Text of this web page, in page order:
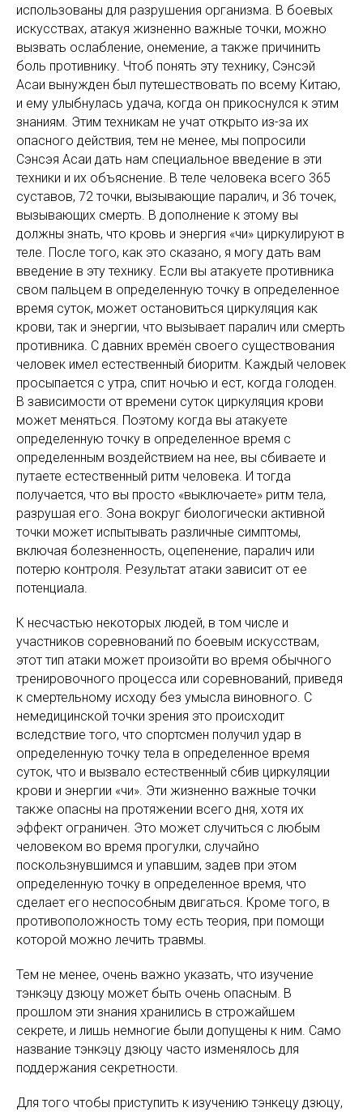
использованы для разрушения организма. В боевых
искусствах, атакуя жизненно важные точки, можно
вызвать ослабление, онемение, а также причинить
боль противнику. Чтоб понять эту технику, Сэнсэй
Асаи вынужден был путешествовать по всему Китаю,
и ему улыбнулась удача, когда он прикоснулся к этим
знаниям. Этим техникам не учат открыто из-за их
опасного действия, тем не менее, мы попросили
Сэнсэя Асаи дать нам специальное введение в эти
техники и их объяснение. В теле человека всего 365
суставов, 72 точки, вызывающие паралич, и 36 точек,
вызывающих смерть. В дополнение к этому вы
должны знать, что кровь и энергия «чи» циркулируют в
теле. После того, как это сказано, я могу дать вам
введение в эту технику. Если вы атакуете противника
свом пальцем в определенную точку в определенное
время суток, может остановиться циркуляция как
крови, так и энергии, что вызывает паралич или смерть
противника. С давних времён своего существования
человек имел естественный биоритм. Каждый человек
просыпается с утра, спит ночью и ест, когда голоден.
В зависимости от времени суток циркуляция крови
может меняться. Поэтому когда вы атакуете
определенную точку в определенное время с
определенным воздействием на нее, вы сбиваете и
путаете естественный ритм человека. И тогда
получается, что вы просто «выключаете» ритм тела,
разрушая его. Зона вокруг биологически активной
точки может испытывать различные симптомы,
включая болезненность, оцепенение, паралич или
потерю контроля. Результат атаки зависит от ее
потенциала.
К несчастью некоторых людей, в том числе и
участников соревнований по боевым искусствам,
этот тип атаки может произойти во время обычного
тренировочного процесса или соревнований, приведя
к смертельному исходу без умысла виновного. С
немедицинской точки зрения это происходит
вследствие того, что спортсмен получил удар в
определенную точку тела в определенное время
суток, что и вызвало естественный сбив циркуляции
крови и энергии «чи». Эти жизненно важные точки
также опасны на протяжении всего дня, хотя их
эффект ограничен. Это может случиться с любым
человеком во время прогулки, случайно
поскользнувшимся и упавшим, задев при этом
определенную точку в определенное время, что
сделает его неспособным двигаться. Кроме того, в
противоположность тому есть теория, при помощи
которой можно лечить травмы.
Тем не менее, очень важно указать, что изучение
тэнкэцу дзюцу может быть очень опасным. В
прошлом эти знания хранились в строжайшем
секрете, и лишь немногие были допущены к ним. Само
название тэнкэцу дзюцу часто изменялось для
поддержания секретности.
Для того чтобы приступить к изучению тэнкецу дзюцу,